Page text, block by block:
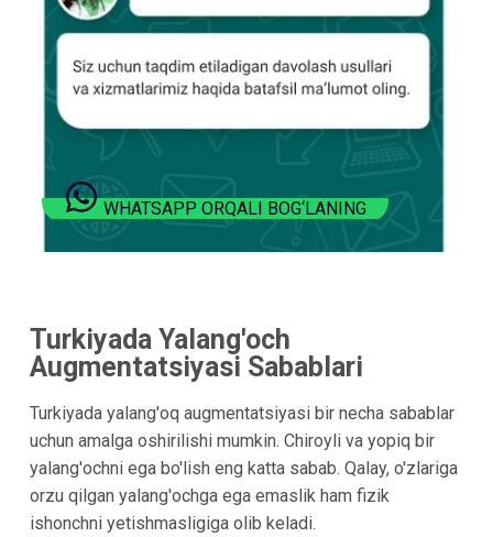
WHATSAPP ORQALI BOG‘LANING
Turkiyada Yalang'och
Augmentatsiyasi Sabablari
Turkiyada yalang'oq augmentatsiyasi bir necha sabablar
uchun amalga oshirilishi mumkin. Chiroyli va yopiq bir
yalang'ochni ega bo'lish eng katta sabab. Qalay, o'zlariga
orzu qilgan yalang'ochga ega emaslik ham fizik
ishonchni yetishmasligiga olib keladi.